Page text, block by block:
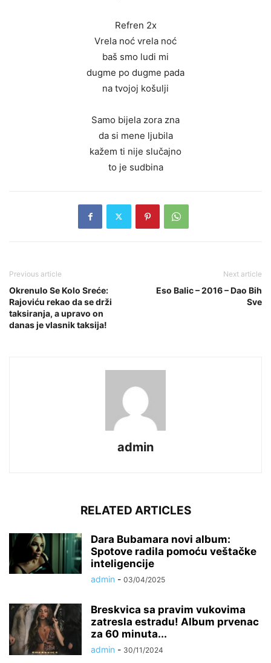
Refren 2x
Vrela noć vrela noć
baš smo ludi mi
dugme po dugme pada
na tvojoj košulji
Samo bijela zora zna
da si mene ljubila
kažem ti nije slučajno
to je sudbina
Previous article
Okrenulo Se Kolo Sreće:
Rajoviću rekao da se drži
taksiranja, a upravo on
danas je vlasnik taksija!
Next article
Eso Balic – 2016 – Dao Bih
Sve
admin
RELATED ARTICLES
Dara Bubamara novi album:
Spotove radila pomoću veštačke
inteligencije
admin - 03/04/2025
Breskvica sa pravim vukovima
zatresla estradu! Album prvenac
za 60 minuta...
admin - 30/11/2024